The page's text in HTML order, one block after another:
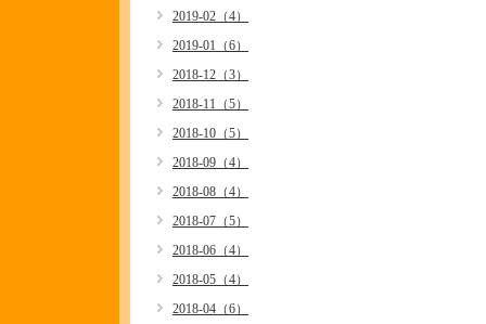
2019-02（4）
2019-01（6）
2018-12（3）
2018-11（5）
2018-10（5）
2018-09（4）
2018-08（4）
2018-07（5）
2018-06（4）
2018-05（4）
2018-04（6）